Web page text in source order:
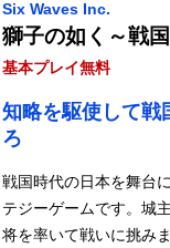
Six Waves Inc.
獅子の如く～戦
基本プレイ無料
知略を駆使して戦
ろ
戦国時代の日本を舞台
テジーゲームです。城
将を率いて戦いに挑み